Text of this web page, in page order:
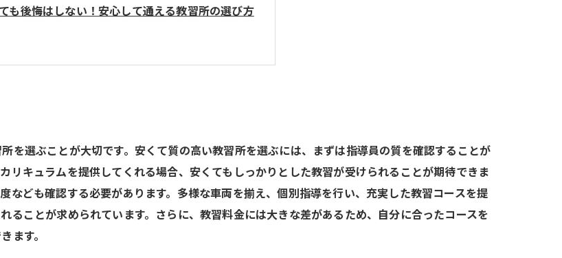
も後悔はしない！安心して通える教習所の選び方
を選ぶことが大切です。安くて質の高い教習所を選ぶには、まずは指導員の質を確認することが
リキュラムを提供してくれる場合、安くてもしっかりとした教習が受けられることが期待できま
なども確認する必要があります。多様な車両を揃え、個別指導を行い、充実した教習コースを提
ることが求められています。さらに、教習料金には大きな差があるため、自分に合ったコースを
ます。